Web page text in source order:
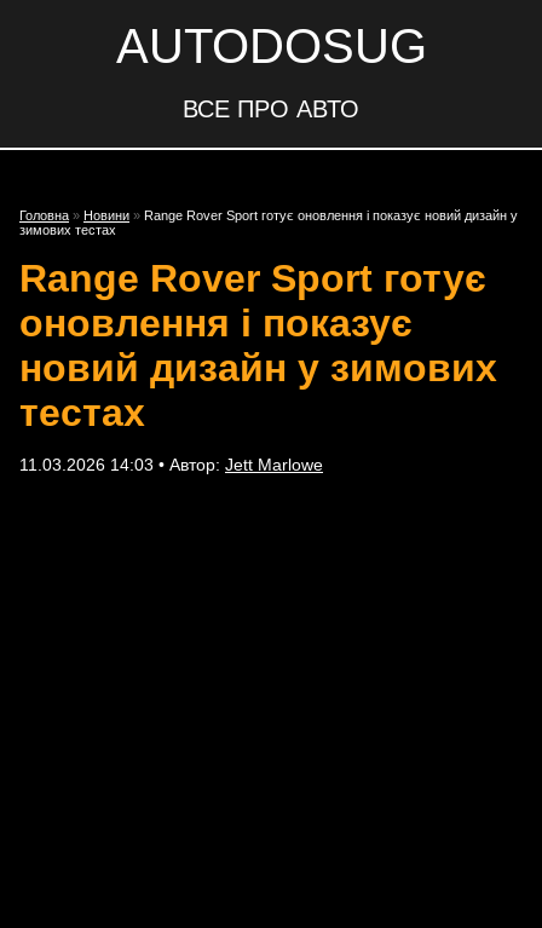
AUTODOSUG
ВСЕ ПРО АВТО
Головна » Новини » Range Rover Sport готує оновлення і показує новий дизайн у
зимових тестах
Range Rover Sport готує
оновлення і показує
новий дизайн у зимових
тестах
11.03.2026 14:03 • Автор: Jett Marlowe